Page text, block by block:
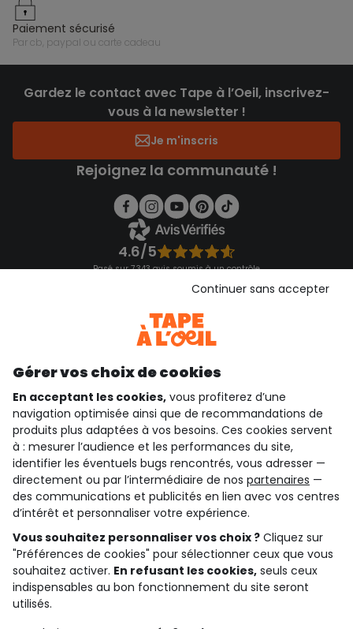
paiement sécurisé
par cb, paypal ou carte cadeau
Gardez le contact avec Tape à l’Oeil, inscrivez-
vous à la newsletter !
Je m'inscris
Rejoignez la communauté !
4.6/5
Basé sur 7 343 avis soumis à un contrôle
Consulter les CGU
qui sommes-nous ?
besoin d'aide ?
le club fidélité
notre catalogue
Conditions générales de ventes et d'utilisation
Conditions d’utilisation des réseaux sociaux
Politique de confidentialité
Gérer vos choix de cookies
En acceptant les cookies, vous profiterez d’une
navigation optimisée ainsi que de recommandations de
produits plus adaptées à vos besoins. Ces cookies servent
à : mesurer l’audience et les performances du site,
identifier les éventuels bugs rencontrés, vous adresser —
directement ou par l’intermédiaire de nos partenaires —
des communications et publicités en lien avec vos centres
d’intérêt et personnaliser votre expérience.
Vous souhaitez personnaliser vos choix ? Cliquez sur
"Préférences de cookies" pour sélectionner ceux que vous
souhaitez activer. En refusant les cookies, seuls ceux
indispensables au bon fonctionnement du site seront
utilisés.
Continuer sans accepter